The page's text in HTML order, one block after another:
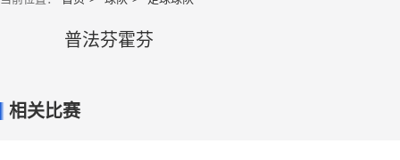
普法芬霍芬
相关比赛